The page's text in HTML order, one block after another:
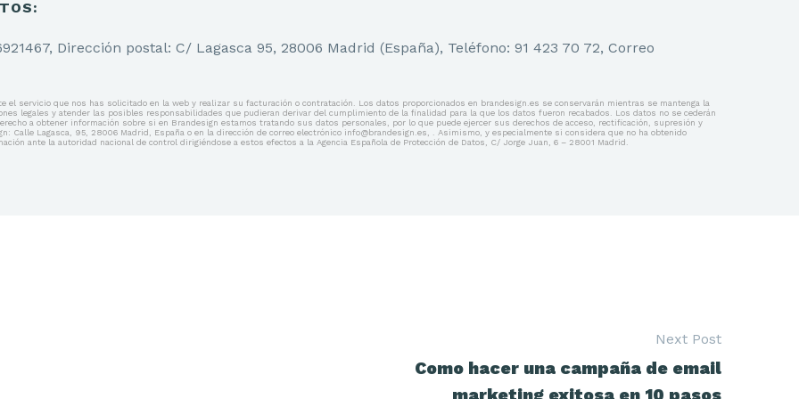
Dirección postal: C/ Lagasca 95, 28006 Madrid (España), Teléfono: 91 423 70 72, Correo
servicio que nos has solicitado en la web y realizar su facturación o contratación. Los datos proporcionados en brandesign.es se conservarán mientras se mantenga la
legales y atender las posibles responsabilidades que pudieran derivar del cumplimiento de la finalidad para la que los datos fueron recabados. Los datos no se cederán
a obtener información sobre si en Brandesign estamos tratando sus datos personales, por lo que puede ejercer sus derechos de acceso, rectificación, supresión y
Lagasca, 95, 28006 Madrid, España o en la dirección de correo electrónico info@brandesign.es, . Asimismo, y especialmente si considera que no ha obtenido
ante la autoridad nacional de control dirigiéndose a estos efectos a la Agencia Española de Protección de Datos, C/ Jorge Juan, 6 – 28001 Madrid.
Next Post
Como hacer una campaña de email
marketing exitosa en 10 pasos